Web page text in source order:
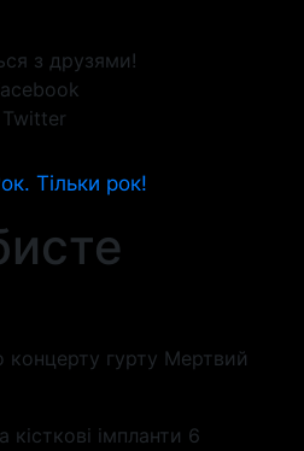
з друзями!
Twitter
Тільки рок!
концерту гурту Мертвий
імпланти 6